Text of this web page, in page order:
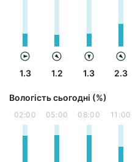
1.3 1.2 1.3 2.3
Вологість сьогодні (%)
02:00 05:00 08:00 11:00